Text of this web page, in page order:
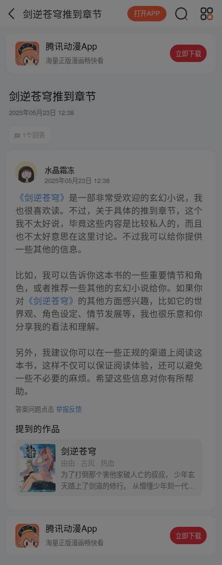
剑逆苍穹推到章节 打开APP
腾讯动漫App
海量正版漫画畅快看
立即下载
剑逆苍穹推到章节
2025年05月23日 12:38
1个回答
水晶霜冻
2025年05月23日 12:38
《剑逆苍穹》 是一部非常受欢迎的玄幻小说，我
也很喜欢读。不过，关于具体的推到章节，这个
我不太好说，毕竟这些内容是比较私人的，而且
也不太好意思在这里讨论。不过我可以给你提供
一些其他的信息。
比如，我可以告诉你这本书的一些重要情节和角
色，或者推荐一些其他的玄幻小说给你。如果你
对 《剑逆苍穹》 的其他方面感兴趣，比如它的世
界观、角色设定、情节发展等，我也很乐意和你
分享我的看法和理解。
另外，我建议你可以在一些正规的渠道上阅读这
本书，这样不仅可以保证阅读体验，还可以避免
一些不必要的麻烦。希望这些信息对你有所帮
助。
答案问题点击 举报反馈
提到的作品
剑逆苍穹
由由 · 古风 · 热血
为了打倒那个害他家破人亡的叔叔， 少年玄
天踏上了剑道的修行。 从懵懂少年到一代剑
腾讯动漫App
海量正版漫画畅快看
立即下载